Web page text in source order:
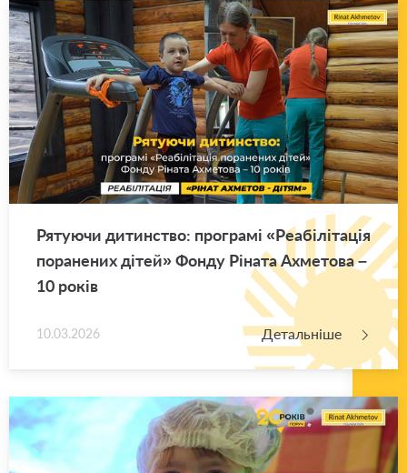
Ря­ту­ю­чи ди­тин­ство: про­гра­мі «Ре­а­бі­лі­та­ція
по­ра­не­них дітей» Фонду Рі­на­та Ахме­то­ва –
10 років
10.03.2026 Детальніше